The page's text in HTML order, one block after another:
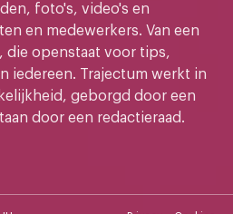
foto's, video's en
en medewerkers. Van een
die openstaat voor tips,
iedereen. Trajectum werkt in
geborgd door een
door een redactieraad.